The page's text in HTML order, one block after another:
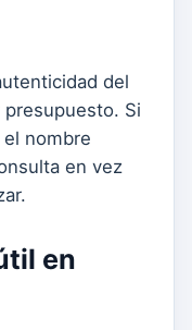
del
Si
nombre
en vez
en